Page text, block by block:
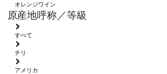
オレンジワイン
原産地呼称／等級
すべて
チリ
アメリカ